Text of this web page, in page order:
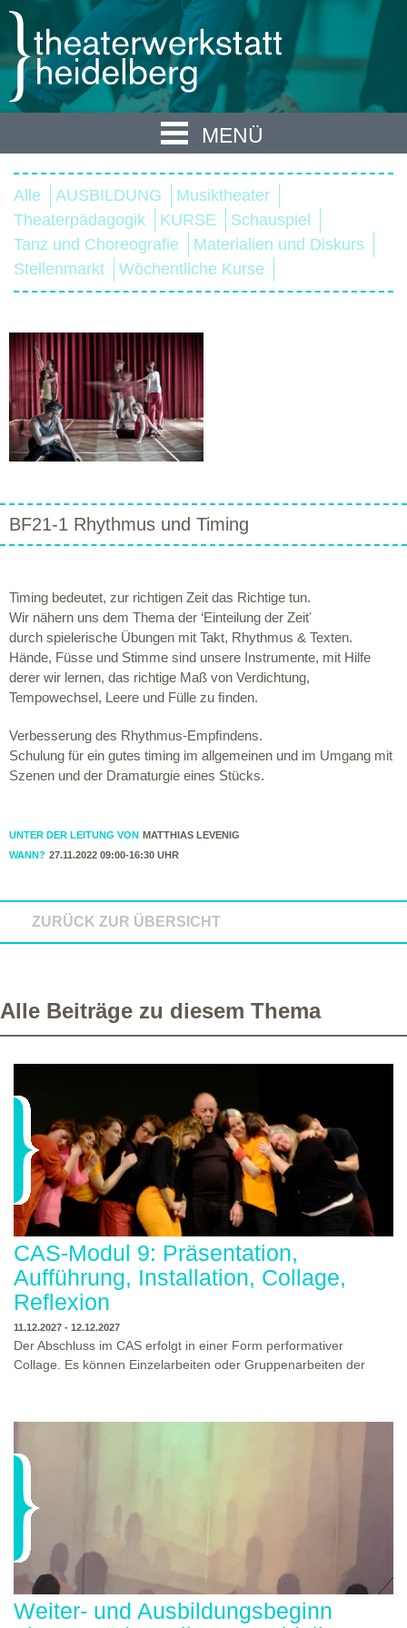
MENÜ
Alle AUSBILDUNG
Musiktheater
Theaterpädagogik
KURSE
Schauspiel
Tanz und Choreografie
Materialien und Diskurs
Stellenmarkt
Wöchentliche Kurse
BF21-1 Rhythmus und Timing
Timing bedeutet, zur richtigen Zeit das Richtige tun.
Wir nähern uns dem Thema der ‘Einteilung der Zeitʼ
durch spielerische Übungen mit Takt, Rhythmus & Texten.
Hände, Füsse und Stimme sind unsere Instrumente, mit Hilfe
derer wir lernen, das richtige Maß von Verdichtung,
Tempowechsel, Leere und Fülle zu ﬁnden.
Verbesserung des Rhythmus-Empﬁndens.
Schulung für ein gutes timing im allgemeinen und im Umgang mit
Szenen und der Dramaturgie eines Stücks.
UNTER DER LEITUNG VON
MATTHIAS LEVENIG
WANN? 27.11.2022 09:00-16:30 UHR
ZURÜCK ZUR ÜBERSICHT
Alle Beiträge zu diesem Thema
CAS-Modul 9: Präsentation,
Aufführung, Installation, Collage,
Reflexion
11.12.2027 - 12.12.2027
Der Abschluss im CAS erfolgt in einer Form performativer
Collage. Es können Einzelarbeiten oder Gruppenarbeiten der
Ausbildungsprogramm zu erleben. Die Studierenden des
oder Präsentation. Wir freuen uns über Begegnungen und
Gespräche an der performativen Collage.
WO?
Weiter- und Ausbildungsbeginn